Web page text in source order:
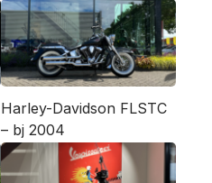
Harley-Davidson FLSTC
– bj 2004